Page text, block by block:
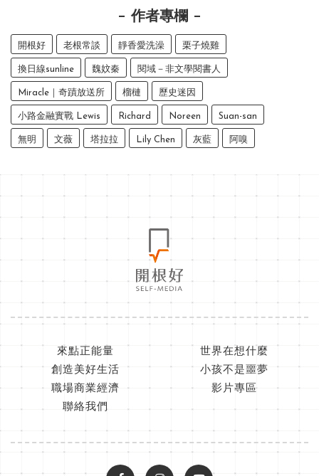
作者專欄
開根好 老根常談 靜香愛洗澡 栗子燒雞
換日線sunline 魏妏秦 閱域－非文學閱書人
Miracle｜奇蹟放送所 榴槤 歷史迷因
小路金融實戰 Lewis Richard Noreen Suan-san
無明 文薇 塔拉拉 Lily Chen 灰藍 阿嗅
來點正能量
世界在想什麼
創造美好生活
小孩不是噩夢
職場商業經濟
影片專區
聯絡我們